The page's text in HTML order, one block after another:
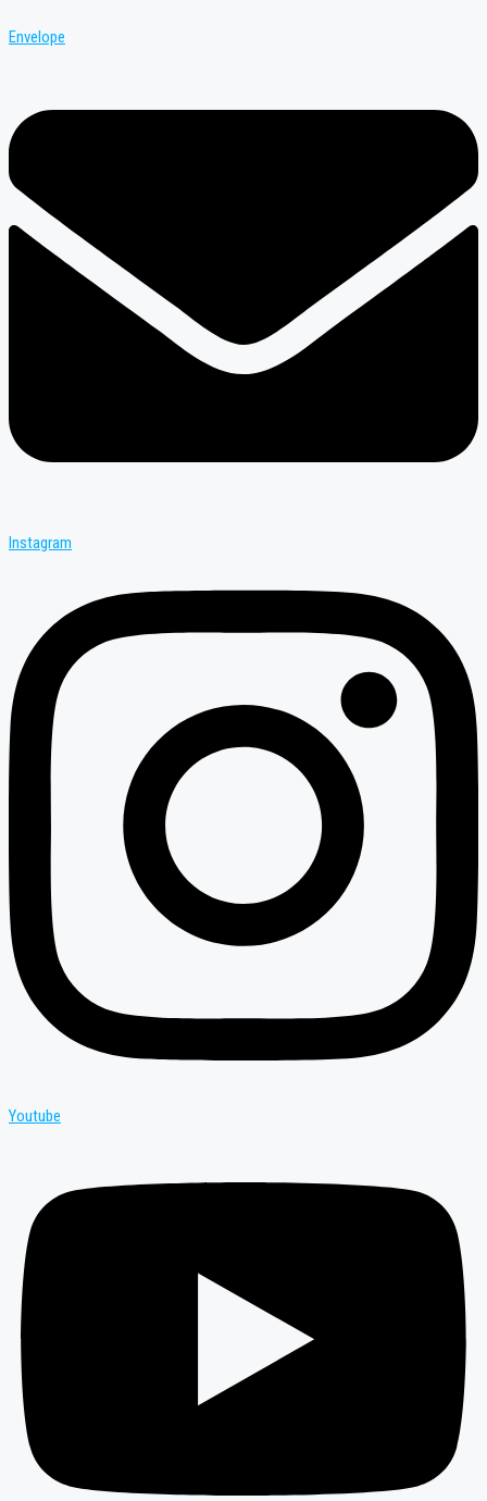
Envelope
Instagram
Youtube